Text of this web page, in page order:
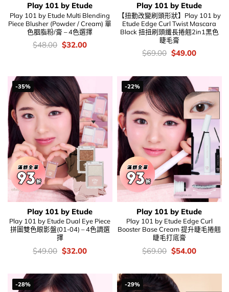
Play 101 by Etude
Play 101 by Etude Multi Blending
Piece Blusher (Powder / Cream) 單
色胭脂粉/膏 – 4色選擇
價
錢：
$48.00 Original
price
$32.00Current
Play 101 by Etude
【扭動改變刷頭形狀】Play 101 by
Etude Edge Curl Twist Mascara
Black 扭扭刷頭纖長捲翹2in1黑色
睫毛膏
價
錢：
$69.00 Original
price
$69.00.
$49.00Current
-35%
Play 101 by Etude
Play 101 by Etude Dual Eye Piece
拼圖雙色眼影盤(01-04) – 4色調選
擇
價
錢：
$49.00 Original
price
$49.00.
$32.00Current
$32.00.
-22%
Play 101 by Etude
Play 101 by Etude Edge Curl
Booster Base Cream 提升睫毛捲翹
睫毛打底膏
價
錢：
$69.00 Original
price
$69.00.
$54.00Current
$54.00.
-28% -29%